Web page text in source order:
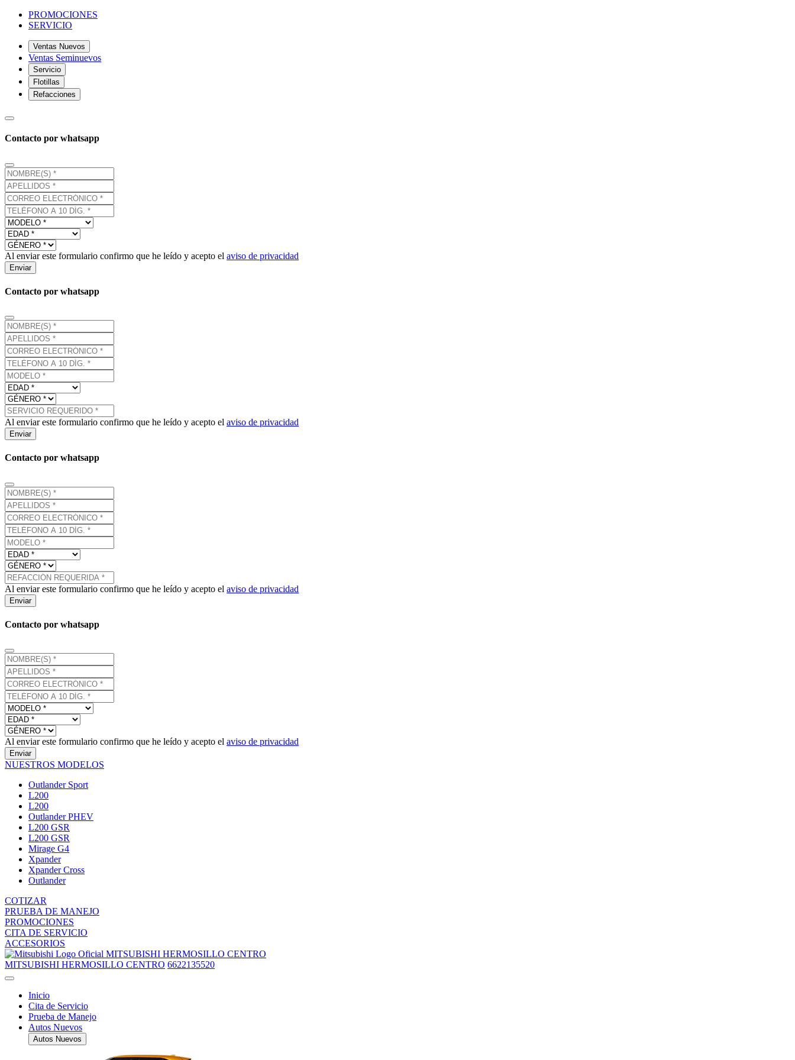
PROMOCIONES
SERVICIO
Ventas Nuevos
Ventas Seminuevos
Servicio
Flotillas
Refacciones
Contacto por whatsapp
Al enviar este formulario confirmo que he leído y acepto el aviso de privacidad
Enviar
Contacto por whatsapp
Al enviar este formulario confirmo que he leído y acepto el aviso de privacidad
Enviar
Contacto por whatsapp
Al enviar este formulario confirmo que he leído y acepto el aviso de privacidad
Enviar
Contacto por whatsapp
Al enviar este formulario confirmo que he leído y acepto el aviso de privacidad
Enviar
NUESTROS MODELOS
Outlander Sport
L200
L200
Outlander PHEV
L200 GSR
L200 GSR
Mirage G4
Xpander
Xpander Cross
Outlander
COTIZAR
PRUEBA DE MANEJO
PROMOCIONES
CITA DE SERVICIO
ACCESORIOS
MITSUBISHI HERMOSILLO CENTRO
MITSUBISHI HERMOSILLO CENTRO 6622135520
Inicio
Cita de Servicio
Prueba de Manejo
Autos Nuevos
Autos Nuevos